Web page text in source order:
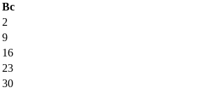
Вс
2
9
16
23
30